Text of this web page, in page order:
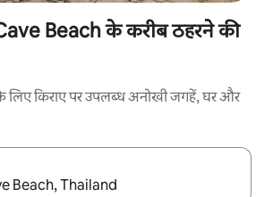
Beach के करीब ठहरने की
लिए किराए पर उपलब्ध अनोखी जगहें, घर और
पर, अप और डाउन 'ऐरो की' का इस्तेमाल करके नेविगेट